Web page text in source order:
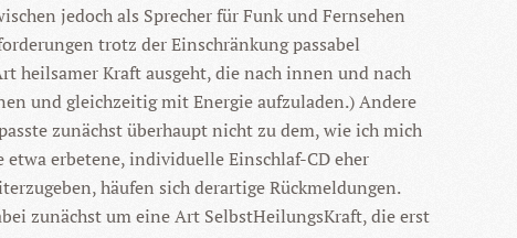
jedoch als Sprecher für Funk und Fernsehen
trotz der Einschränkung passabel
heilsamer Kraft ausgeht, die nach innen und nach
und gleichzeitig mit Energie aufzuladen.) Andere
zunächst überhaupt nicht zu dem, wie ich mich
erbetene, individuelle Einschlaf-CD eher
häufen sich derartige Rückmeldungen.
zunächst um eine Art SelbstHeilungsKraft, die erst